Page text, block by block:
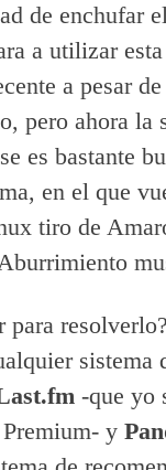
de enchufar
a utilizar
a pesar de
pero ahora la
es bastante
en el que
tiro de
para
sistema
-que yo
y